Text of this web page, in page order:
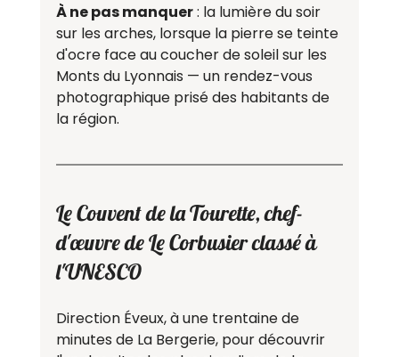
À ne pas manquer : la lumière du soir
sur les arches, lorsque la pierre se teinte
d'ocre face au coucher de soleil sur les
Monts du Lyonnais — un rendez-vous
photographique prisé des habitants de
la région.
Le Couvent de la Tourette, chef-
d'œuvre de Le Corbusier classé à
l'UNESCO
Direction Éveux, à une trentaine de
minutes de La Bergerie, pour découvrir